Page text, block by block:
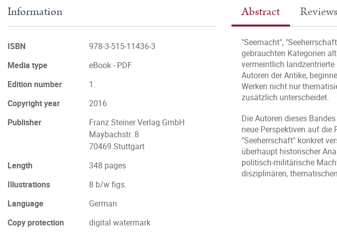
Abstract Reviews
"Seemacht",
gebrauchten Kategorien
vermeintlich landzentrierte
Autoren der Antike,
Werken nicht nur
zusätzlich unterscheidet.
Die Autoren dieses
neue Perspektiven auf die
"Seeherrschaft" konkret
überhaupt historischer
politisch-militärische
disziplinären,
Information
ISBN
978-3-515-11436-3
Media type
eBook - PDF
Edition number
1.
Copyright year
2016
Publisher
Franz Steiner Verlag GmbH
Maybachstr. 8
70469 Stuttgart
Length
348 pages
Illustrations
8 b/w figs.
Language
German
Copy protection
digital watermark